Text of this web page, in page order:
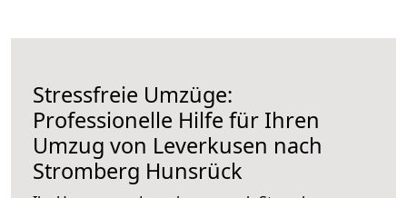
Stressfreie Umzüge:
Professionelle Hilfe für Ihren
Umzug von Leverkusen nach
Stromberg Hunsrück